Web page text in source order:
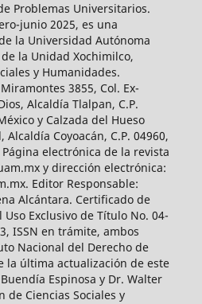
Problemas Universitarios.
junio 2025, es una
la Universidad Autónoma
la Unidad Xochimilco,
y Humanidades.
3855, Col. Ex-
Alcaldía Tlalpan, C.P.
y Calzada del Hueso
Alcaldía Coyoacán, C.P. 04960,
electrónica de la revista
y dirección electrónica:
Editor Responsable:
Alcántara. Certificado de
Uso Exclusivo de Título No. 04-
ISSN en trámite, ambos
Nacional del Derecho de
la última actualización de este
Espinosa y Dr. Walter
de Ciencias Sociales y